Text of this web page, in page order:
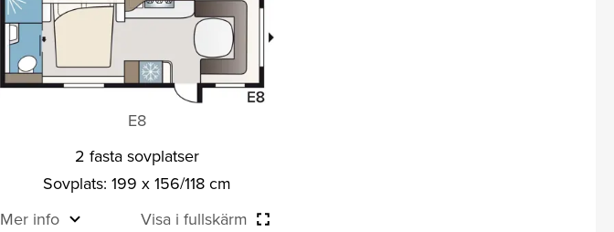
E8
2 fasta sovplatser
Sovplats: 199 x 156/118 cm
Mer info
Visa i fullskärm